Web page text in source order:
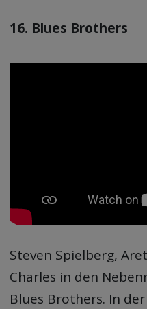
16. Blues Brothers
Steven Spielberg,
Charles in den
Blues Brothers. In